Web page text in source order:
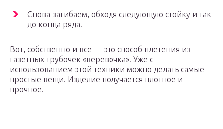
Снова загибаем, обходя следующую стойку и так
до конца ряда.
Вот, собственно и все — это способ плетения из
газетных трубочек «веревочка». Уже с
использованием этой техники можно делать самые
простые вещи. Изделие получается плотное и
прочное.